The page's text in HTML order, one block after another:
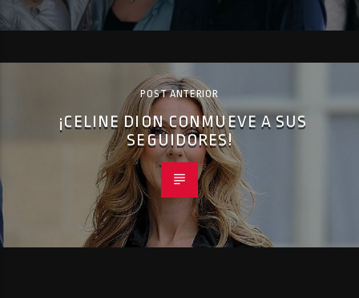
POST ANTERIOR
¡CELINE DION CONMUEVE A SUS
SEGUIDORES!